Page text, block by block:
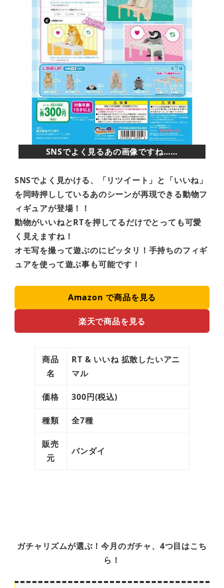
SNSでよく見るあの画像ですね……
SNSでよく見かける、「リツイート」と「いいね」
を同時押ししているあのシーンが再現できる動物フ
ィギュアが登場！！
動物がいいねとRTを押してるだけでとっても可愛
く見えますね！
オモ写を撮って遊ぶのにピッタリ！手持ちのフィギ
ュアを使って遊ぶ事も可能です！
Amazon で商品を見る
楽天で商品を見る
商品
名
RT & いいね 拡散したいアニ
マル
価格 300円(税込)
種類 全7種
販売
元
バンダイ
ガチャリズムが選ぶ！今月のガチャ、4つ目はこち
ら！